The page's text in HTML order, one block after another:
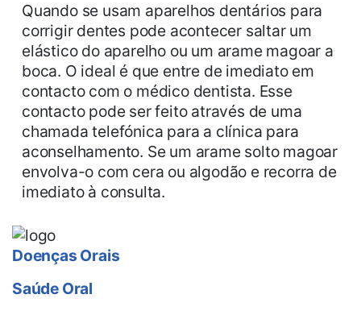
Quando se usam aparelhos dentários para
corrigir dentes pode acontecer saltar um
elástico do aparelho ou um arame magoar a
boca. O ideal é que entre de imediato em
contacto com o médico dentista. Esse
contacto pode ser feito através de uma
chamada telefónica para a clínica para
aconselhamento. Se um arame solto magoar
envolva-o com cera ou algodão e recorra de
imediato à consulta.
Doenças Orais
Saúde Oral